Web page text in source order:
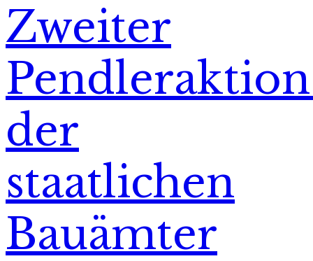
Zweiter
der
staatlichen
Bauämter